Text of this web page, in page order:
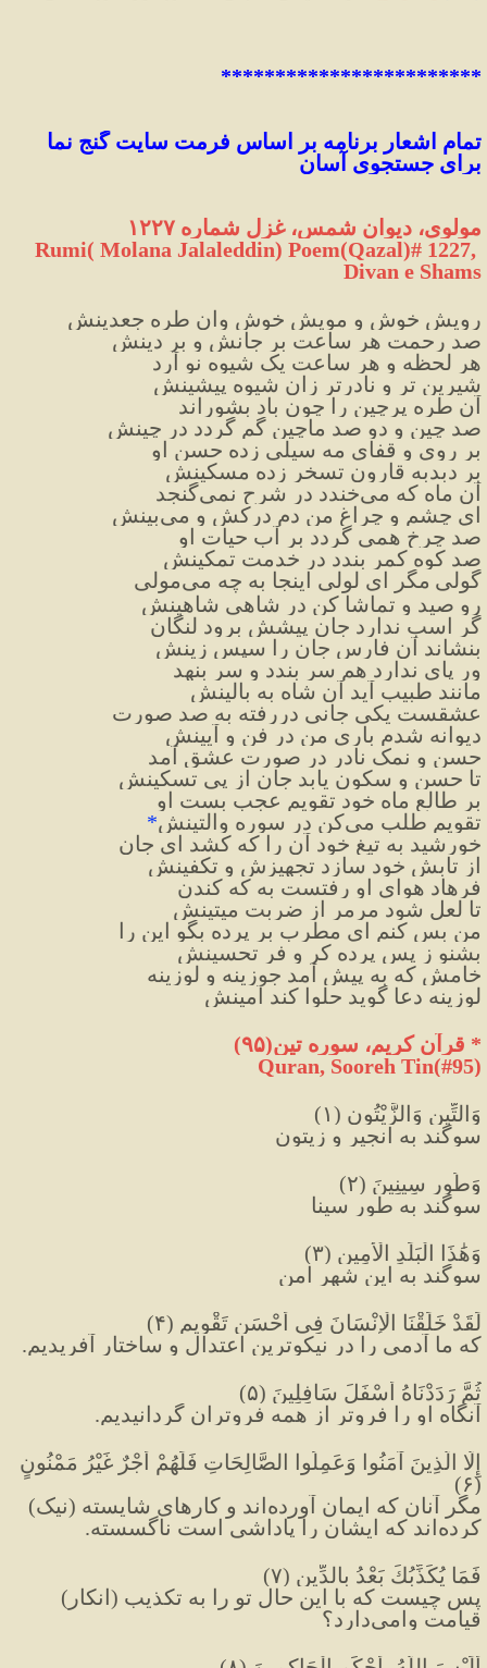
************************
برای جستجوی آسان
مولوی، دیوان شمس، غزل شماره ۱۲۲۷
Rumi( Molana Jalaleddin) Poem(Qazal)# 1227,
Divan e Shams
رویش خوش و مویش خوش وان طره جعدینش
صد رحمت هر ساعت بر جانش و بر دینش
هر لحظه و هر ساعت یک شیوه نو آرد
شیرین تر و نادرتر زان شیوه پیشینش
آن طره پرچین را چون باد بشوراند
صد چین و دو صد ماچین گم گردد در چینش
بر روی و قفای مه سیلی زده حسن او
بر دبدبه قارون تسخر زده مسکینش
آن ماه که می‌خندد در شرح نمی‌گنجد
ای چشم و چراغ من دم درکش و می‌بینش
صد چرخ همی ‌گردد بر آب حیات او
صد کوه کمر بندد در خدمت تمکینش
گولی مگر ای لولی اینجا به چه می‌مولی
رو صید و تماشا کن در شاهی شاهینش
گر اسب ندارد جان پیشش برود لنگان
بنشاند آن فارِس جان را سپس زینش
ور پای ندارد هم سر بندد و سر بنهد
مانند طبیب آید آن شاه به بالینش
عشقست یکی جانی دررفته به صد صورت
دیوانه شدم باری من در فن و آیینش
حسن و نمک نادر در صورت عشق آمد
تا حسن و سکون یابد جان از پی تسکینش
بر طالع ماه خود تقویم عجب بست او
تقویم طلب می‌کن در سوره والتینش
*
خورشید به تیغ خود آن را که کشد ای جان
از تابش خود سازد تجهیزش و تکفینش
فرهاد هوای او رفتست به که کندن
تا لعل شود مرمر از ضربت میتینش
من بس کنم ای مطرب بر پرده بگو این را
بشنو ز پس پرده کر و فرِ تحسینش
خامش که به پیش آمد جوزینه و لوزینه
لوزینه دعا گوید حلوا کند آمینش
* قرآن کریم، سوره تین(۹۵)
Quran, Sooreh Tin(#95)
وَالتِّينِ وَالزَّيْتُونِ (١)
سوگند به انجير و زيتون
وَطُورِ سِينِينَ (٢)
سوگند به طور سینا
وَهَٰذَا الْبَلَدِ الْأَمِينِ (٣)
سوگند به اين شهر امن
لَقَدْ خَلَقْنَا الْإِنْسَانَ فِي أَحْسَنِ تَقْوِيمٍ (۴)
كه ما آدمى را در نيكوترین اعتدال و ساختار آفريديم.
ثُمَّ رَدَدْنَاهُ أَسْفَلَ سَافِلِينَ (۵)
آنگاه او را فروتر از همه فروتران گردانيديم.
(۶)
كرده‌اند كه ایشان را پاداشی است ناگسسته.
فَمَا يُكَذِّبُكَ بَعْدُ بِالدِّينِ (٧)
قيامت وامى‌دارد؟